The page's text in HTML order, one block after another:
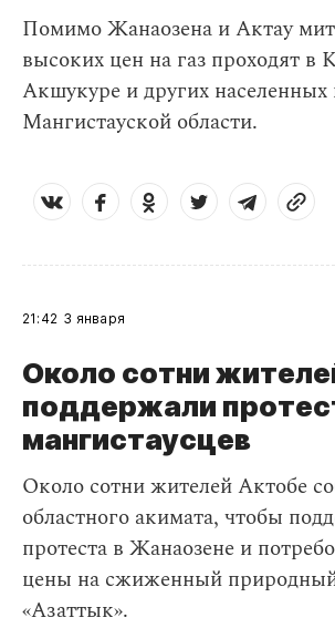
Помимо Жанаозена и Актау
высоких цен на газ проходят в
Акшукуре и других населенных
Мангистауской области.
21:42 3 января
Около сотни
поддержали
мангистаусцев
Около сотни жителей Актобе
областного акимата, чтобы
протеста в Жанаозене и
цены на сжиженный
«Азаттык».